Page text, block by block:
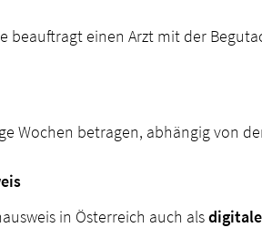
beauftragt einen Arzt mit der
Wochen betragen, abhängig von
in Österreich auch als